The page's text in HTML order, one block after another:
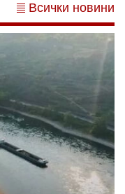
Всички новини